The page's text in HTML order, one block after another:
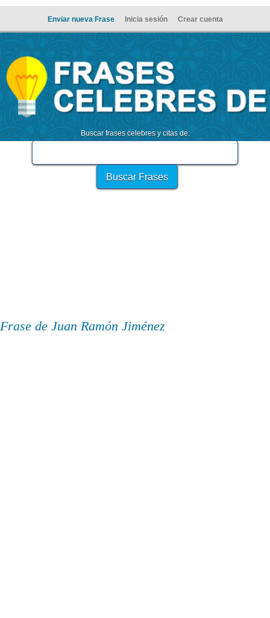
Enviar nueva Frase Inicia sesión Crear cuenta
Buscar frases celebres y citas de:
Frase de Juan Ramón Jiménez